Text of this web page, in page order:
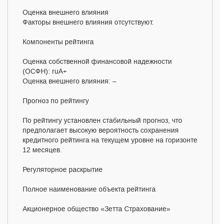
Оценка внешнего влияния
Факторы внешнего влияния отсутствуют.
Компоненты рейтинга
Оценка собственной финансовой надежности
(ОСФН): ruA+
Оценка внешнего влияния: –
Прогноз по рейтингу
По рейтингу установлен стабильный прогноз, что
предполагает высокую вероятность сохранения
кредитного рейтинга на текущем уровне на горизонте
12 месяцев.
Регуляторное раскрытие
Полное наименование объекта рейтинга
Акционерное общество «Зетта Страхование»